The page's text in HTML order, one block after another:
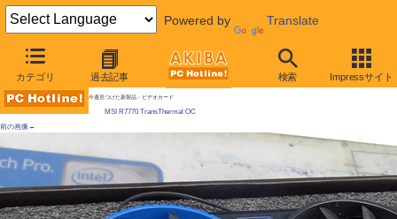
Powered by Translate
カテゴリ 過去記事 検索 Impressサイト
AKIBA PC Hotline!
[拡大画像]ファン組換えで冷却モードを3段変更、MSI製ビデオカードが発売 Radeon HD 7770
今週見つけた新製品：ビデオカード
MSI R7770 TransThermal OC
前の画像←